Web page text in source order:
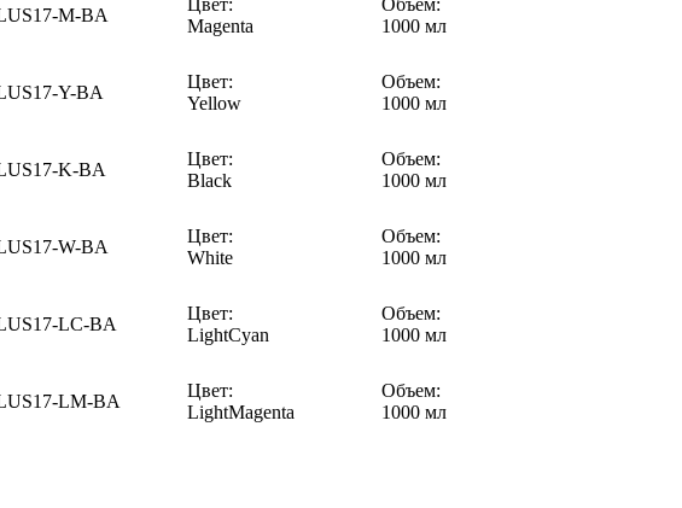
M-BA
Magenta
1000 мл
Y-BA
Цвет:
Yellow
Объем:
1000 мл
K-BA
Цвет:
Black
Объем:
1000 мл
W-BA
Цвет:
White
Объем:
1000 мл
LC-BA
Цвет:
LightCyan
Объем:
1000 мл
LM-BA
Цвет:
LightMagenta
Объем:
1000 мл